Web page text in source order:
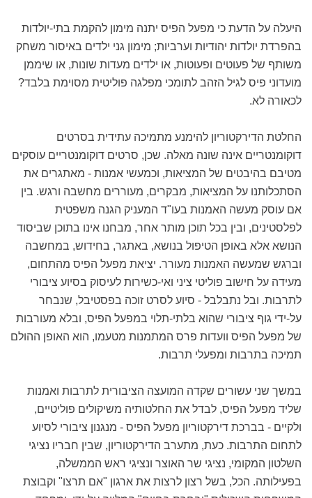
היעלה על הדעת כי מפעל הפיס יתנה מימון להקמת בתי-יולדות
בהפרדת יולדות יהודיות וערביות; מימון גני ילדים באיסור משחק
משותף של פעוטים ופעוטות, או ילדים מעדות שונות, או שיממן
מועדוני פיס לגיל הזהב לתומכי מפלגה פוליטית מסוימת בלבד?
לכאורה לא.
החלטת הדירקטוריון להימנע מתמיכה עתידית בסרטים
דוקומנטריים אינה שונה מאלה. שכן, סרטים דוקומנטריים עוסקים
מטיבם בהיבטים של המציאות, וכמעשי אמנות - מאתגרים את
הסתכלותנו על המציאות, מבקרים, מעוררים מחשבה ורגש. בין
אם עוסק מעשה האמנות בעו"ד המעניק הגנה משפטית
לפלסטינים, ובין בכל תוכן מותר אחר, מבחנו אינו בתוכן שביסוד
הנושא אלא באופן הטיפול בנושא, באתגר, בחידוש, במחשבה
וברגש שמעשה האמנות מעורר. יציאת מפעל הפיס מהתחום,
מעידה על חישוב פוליטי ציני ואי-כשירות לעיסוק בסיוע ציבורי
לתרבות. ובל נתבלבל - סיוע לסרט זוכה בפסטיבל, שנבחר
על-ידי גוף ציבורי שהוא בלתי-תלוי במפעל הפיס, ובלא מעורבות
של מפעל הפיס וועדות פרס המתמנות מטעמו, הוא האופן ההולם
תמיכה בתרבות ומפעלי תרבות.
במשך שני עשורים שקדה המועצה הציבורית לתרבות ואמנות
שליד מפעל הפיס, לבדל את החלטותיה משיקולים פוליטיים,
ולקיים - בברכת דירקטוריון מפעל הפיס - מנגנון ציבורי לסיוע
לתחום התרבות. כעת, מתערב הדירקטוריון, שבין חבריו נציגי
השלטון המקומי, נציגי שר האוצר ונציגי ראש הממשלה,
בפעילותה. הכל, בשל רצון לרצות את ארגון "אם תרצו" וקבוצת